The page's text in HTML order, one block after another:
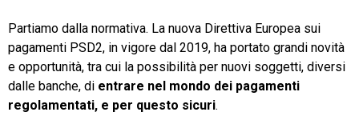
Partiamo dalla normativa. La nuova Direttiva Europea sui
pagamenti PSD2, in vigore dal 2019, ha portato grandi novità
e opportunità, tra cui la possibilità per nuovi soggetti, diversi
dalle banche, di entrare nel mondo dei pagamenti
regolamentati, e per questo sicuri.